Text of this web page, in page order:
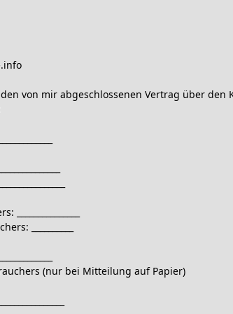
von mir abgeschlossenen Vertrag über den
__________
(nur bei Mitteilung auf Papier)